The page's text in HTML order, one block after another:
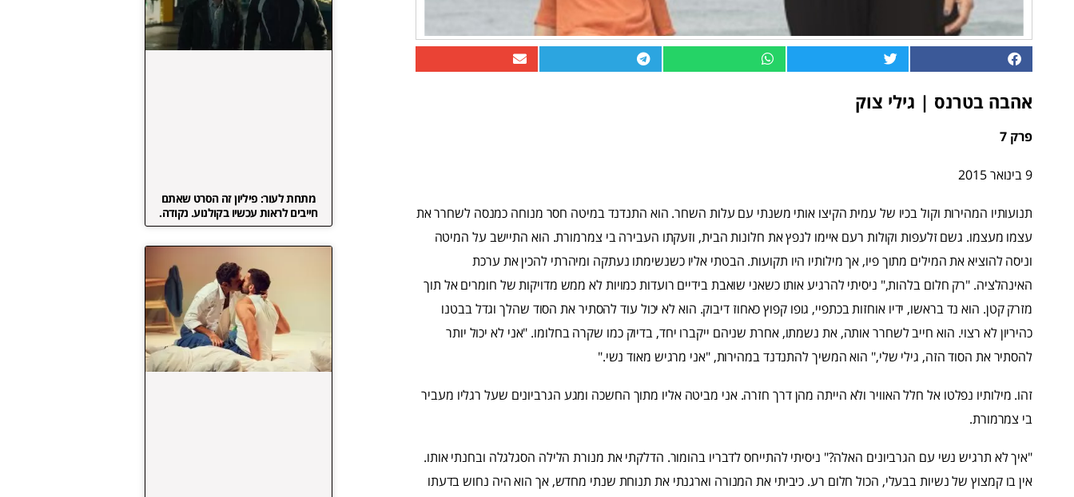
אהבה בטרנס | גילי צוק
פרק 7
9 בינואר 2015
תנועותיו המהירות וקול בכיו של עמית הקיצו אותי משנתי עם עלות השחר. הוא התנדנד במיטה חסר מנוחה כמנסה לשחרר את
עצמו מעצמו. גשם זלעפות וקולות רעם איימו לנפץ את חלונות הבית, וזעקתו העבירה בי צמרמורת. הוא התיישב על המיטה
וניסה להוציא את המילים מתוך פיו, אך מילותיו היו תקועות. הבטתי אליו כשנשימתו נעתקה ומיהרתי להכין את ערכת
האינהלציה. "רק חלום בלהות," ניסיתי להרגיע אותו כשאני שואבת בידיים רועדות כמויות לא ממש מדויקות של חומרים אל תוך
מזרק קטן. הוא נד בראשו, ידיו אוחזות בכתפיי, גופו קפוץ כאחוז דיבוק. הוא לא יכול עוד להסתיר את הסוד שהלך וגדל בבטנו
כהיריון לא רצוי. הוא חייב לשחרר אותה, את נשמתו, אחרת שניהם ייקברו יחד, בדיוק כמו שקרה בחלומו. "אני לא יכול יותר
להסתיר את הסוד הזה, גילי שלי," הוא המשיך להתנדנד במהירות, "אני מרגיש מאוד נשי."
זהו. מילותיו נפלטו אל חלל האוויר ולא הייתה מהן דרך חזרה. אני מביטה אליו מתוך החשכה ומגע הגרביונים שעל רגליו מעביר
בי צמרמורת.
"איך לא תרגיש נשי עם הגרביונים האלה?" ניסיתי להתייחס לדבריו בהומור. הדלקתי את מנורת הלילה הסגלגלה ובחנתי אותו.
אין בו קמצוץ של נשיות בבעלי, הכול חלום רע. כיביתי את המנורה וארגנתי את תנוחת שנתי מחדש, אך הוא היה נחוש בדעתו
מתחת לעור: פיליון זה הסרט שאתם
חייבים לראות עכשיו בקולנוע. נקודה.